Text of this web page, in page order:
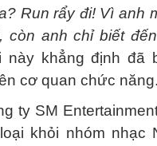
Run rẩy đi! Vì anh
còn anh chỉ biết đến
này khẳng định đã
cơ quan chức năng.
ty SM
khỏi nhóm nhạc